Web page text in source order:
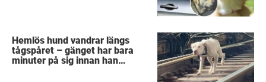
Hemlös hund vandrar längs
tågspåret – gänget har bara
minuter på sig innan han